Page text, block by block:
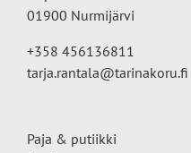
01900 Nurmijärvi
+358 456136811
tarja.rantala@tarinakoru.fi
Paja & putiikki